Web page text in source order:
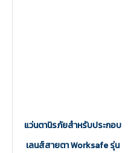
แว่นตานิรภัยสำหรับประกอบ
เลนส์สายตา Worksafe รุ่น